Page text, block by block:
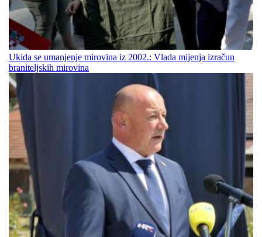
Ukida se umanjenje mirovina iz 2002.: Vlada mijenja izračun
braniteljskih mirovina